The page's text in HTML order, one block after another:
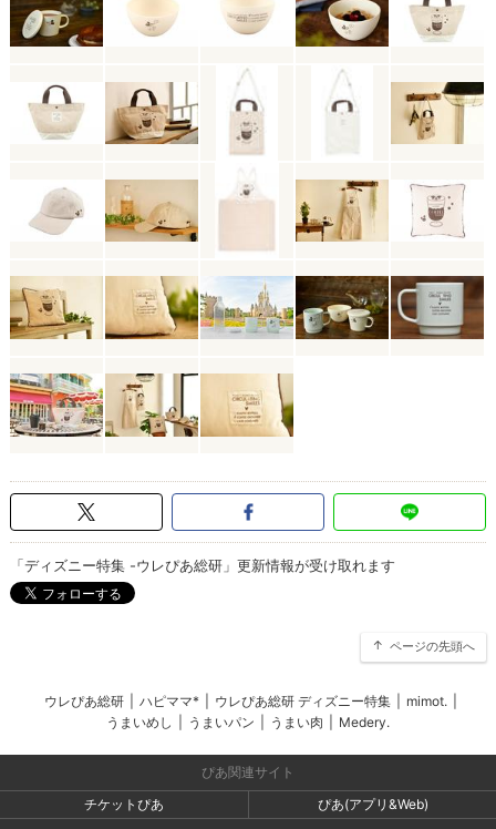
「ディズニー特集 -ウレぴあ総研」更新情報が受け取れます
ページの先頭へ
ウレぴあ総研 ハピママ* ウレぴあ総研 ディズニー特集 mimot.
うまいめし
うまいパン うまい肉 Medery.
ぴあ関連サイト
チケットぴあ
ぴあ(アプリ&Web)